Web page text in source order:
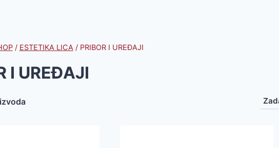
/ ESTETIKA LICA / PRIBOR I UREĐAJI
I UREĐAJI